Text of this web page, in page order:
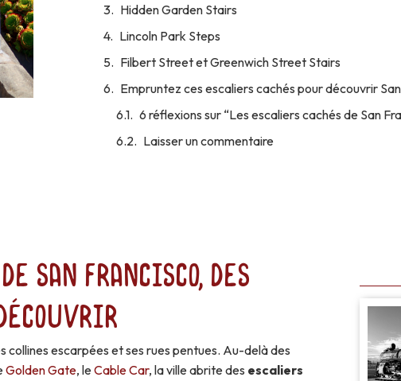
Hidden Garden Stairs
Lincoln Park Steps
Filbert Street et Greenwich Street Stairs
Empruntez ces escaliers cachés pour découvrir
6 réflexions sur “Les escaliers cachés de San
Laisser un commentaire
San Francisco, des
collines escarpées et ses rues pentues. Au-delà des
Golden Gate, leCable Car, la ville abrite des escaliers